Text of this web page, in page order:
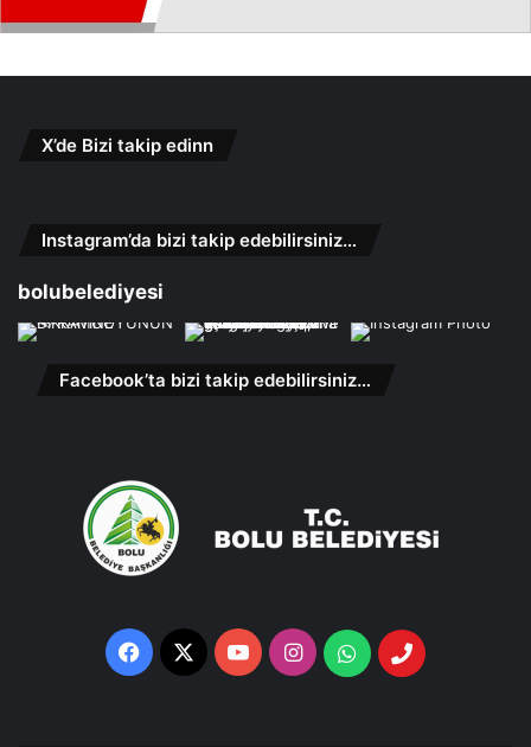
X’de Bizi takip edinn
Instagram’da bizi takip edebilirsiniz…
bolubelediyesi
Facebook’ta bizi takip edebilirsiniz…
Facebook
X YouTubeInstagramWhatsappTelefon